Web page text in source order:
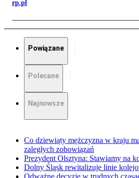
rp.pl
Powiązane
Polecane
Najnowsze
Co dziewiąty mężczyzna w kraju
zaległych zobowiązań
Prezydent Olsztyna: Stawiamy na
Dolny Śląsk rewitalizuje linie
Odważne decyzje w trudnych